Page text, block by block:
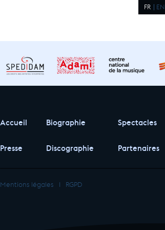
FR EN
Accueil Biographie Spectacles
Presse Discographie Partenaires
Mentions légales I RGPD